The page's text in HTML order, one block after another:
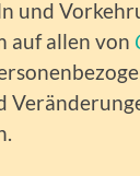
und
auf allen von